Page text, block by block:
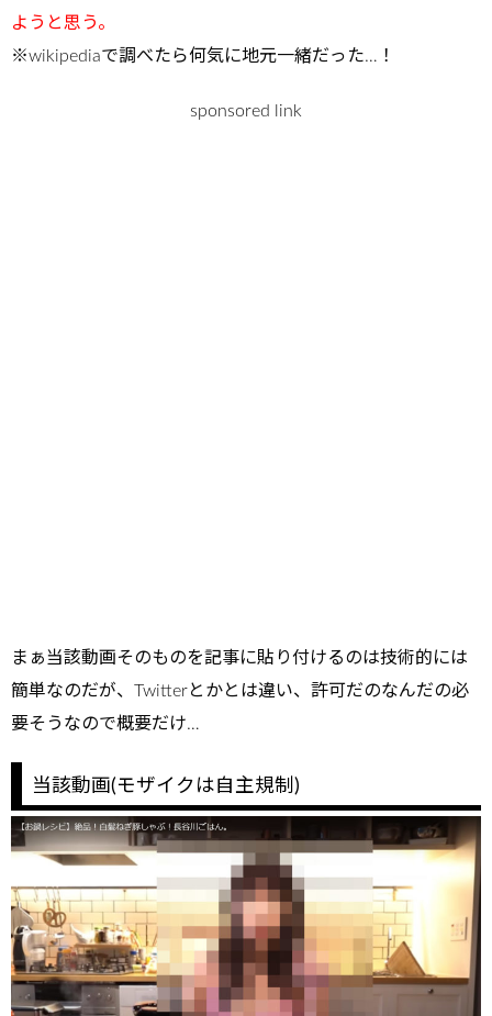
ようと思う。
※wikipediaで調べたら何気に地元一緒だった…！
sponsored link
まぁ当該動画そのものを記事に貼り付けるのは技術的には
簡単なのだが、Twitterとかとは違い、許可だのなんだの必
要そうなので概要だけ…
当該動画(モザイクは自主規制)